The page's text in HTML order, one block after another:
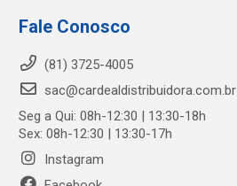
Fale Conosco
(81) 3725-4005
sac@cardealdistribuidora.com.br
Seg a Qui: 08h-12:30 | 13:30-18h
Sex: 08h-12:30 | 13:30-17h
Instagram